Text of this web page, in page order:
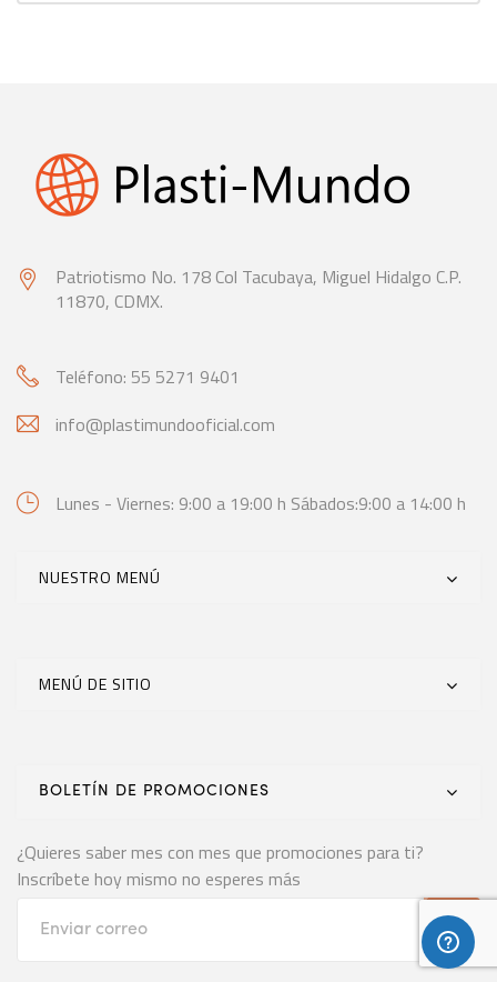
Patriotismo No. 178 Col Tacubaya, Miguel Hidalgo C.P.
11870, CDMX.
Teléfono: 55 5271 9401
info@plastimundooficial.com
Lunes - Viernes: 9:00 a 19:00 h Sábados:9:00 a 14:00 h
NUESTRO MENÚ
MENÚ DE SITIO
BOLETÍN DE PROMOCIONES
¿Quieres saber mes con mes que promociones para ti?
Inscríbete hoy mismo no esperes más